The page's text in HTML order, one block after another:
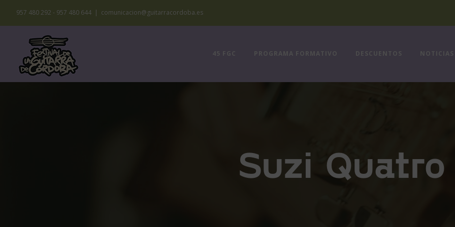
Saltar
al
contenido
957 480 292 - 957 480 644 | comunicacion@guitarracordoba.es
45 FGC PROGRAMA FORMATIVO DESCUENTOS NOTICIAS
Suzi Quatro